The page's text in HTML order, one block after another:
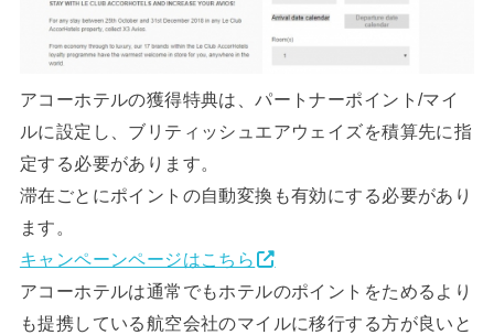
アコーホテルの獲得特典は、パートナーポイント/マイ
ルに設定し、ブリティッシュエアウェイズを積算先に指
定する必要があります。
滞在ごとにポイントの自動変換も有効にする必要があり
ます。
キャンペーンページはこちら
アコーホテルは通常でもホテルのポイントをためるより
も提携している航空会社のマイルに移行する方が良いと